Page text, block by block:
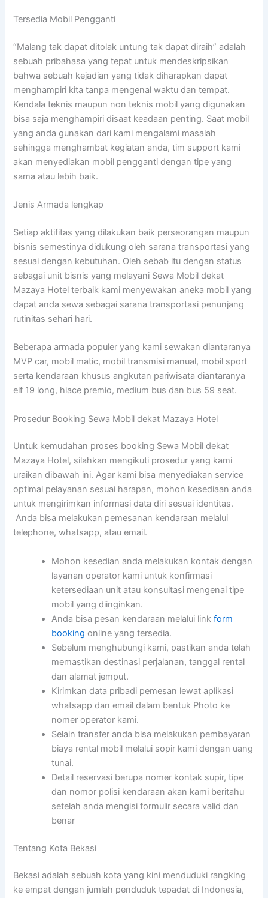
Tersedia Mobil Pengganti
“Malang tak dapat ditolak untung tak dapat diraih” adalah
sebuah pribahasa yang tepat untuk mendeskripsikan
bahwa sebuah kejadian yang tidak diharapkan dapat
menghampiri kita tanpa mengenal waktu dan tempat.
Kendala teknis maupun non teknis mobil yang digunakan
bisa saja menghampiri disaat keadaan penting. Saat mobil
yang anda gunakan dari kami mengalami masalah
sehingga menghambat kegiatan anda, tim support kami
akan menyediakan mobil pengganti dengan tipe yang
sama atau lebih baik.
Jenis Armada lengkap
Setiap aktifitas yang dilakukan baik perseorangan maupun
bisnis semestinya didukung oleh sarana transportasi yang
sesuai dengan kebutuhan. Oleh sebab itu dengan status
sebagai unit bisnis yang melayani Sewa Mobil dekat
Mazaya Hotel terbaik kami menyewakan aneka mobil yang
dapat anda sewa sebagai sarana transportasi penunjang
rutinitas sehari hari.
Beberapa armada populer yang kami sewakan diantaranya
MVP car, mobil matic, mobil transmisi manual, mobil sport
serta kendaraan khusus angkutan pariwisata diantaranya
elf 19 long, hiace premio, medium bus dan bus 59 seat.
Prosedur Booking Sewa Mobil dekat Mazaya Hotel
Untuk kemudahan proses booking Sewa Mobil dekat
Mazaya Hotel, silahkan mengikuti prosedur yang kami
uraikan dibawah ini. Agar kami bisa menyediakan service
optimal pelayanan sesuai harapan, mohon kesediaan anda
untuk mengirimkan informasi data diri sesuai identitas.
Anda bisa melakukan pemesanan kendaraan melalui
telephone, whatsapp, atau email.
Mohon kesedian anda melakukan kontak dengan
layanan operator kami untuk konfirmasi
ketersediaan unit atau konsultasi mengenai tipe
mobil yang diinginkan.
Anda bisa pesan kendaraan melalui linkform
booking online yang tersedia.
Sebelum menghubungi kami, pastikan anda telah
memastikan destinasi perjalanan, tanggal rental
dan alamat jemput.
Kirimkan data pribadi pemesan lewat aplikasi
whatsapp dan email dalam bentuk Photo ke
nomer operator kami.
Selain transfer anda bisa melakukan pembayaran
biaya rental mobil melalui sopir kami dengan uang
tunai.
Detail reservasi berupa nomer kontak supir, tipe
dan nomor polisi kendaraan akan kami beritahu
setelah anda mengisi formulir secara valid dan
benar
Tentang Kota Bekasi
Bekasi adalah sebuah kota yang kini menduduki rangking
ke empat dengan jumlah penduduk tepadat di Indonesia,